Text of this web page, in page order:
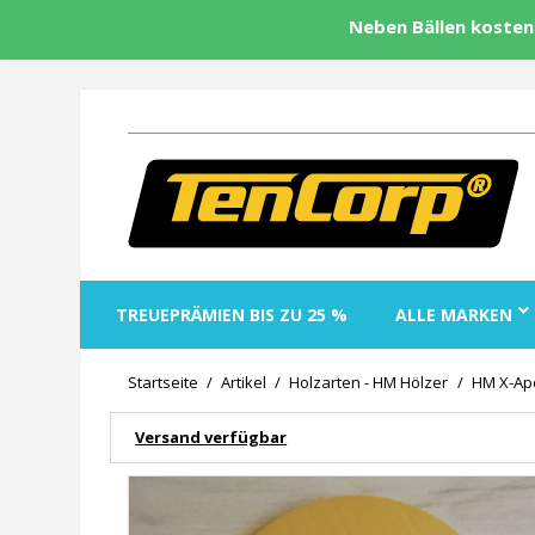
Neben Bällen
TREUEPRÄMIEN BIS ZU 25 % ALLE MARKEN
Startseite Artikel Holzarten - HM Hölzer HM X-
Versand verfügbar